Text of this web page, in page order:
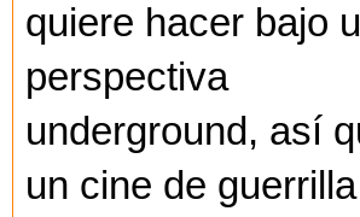
quiere hacer bajo
perspectiva
underground, así
un cine de